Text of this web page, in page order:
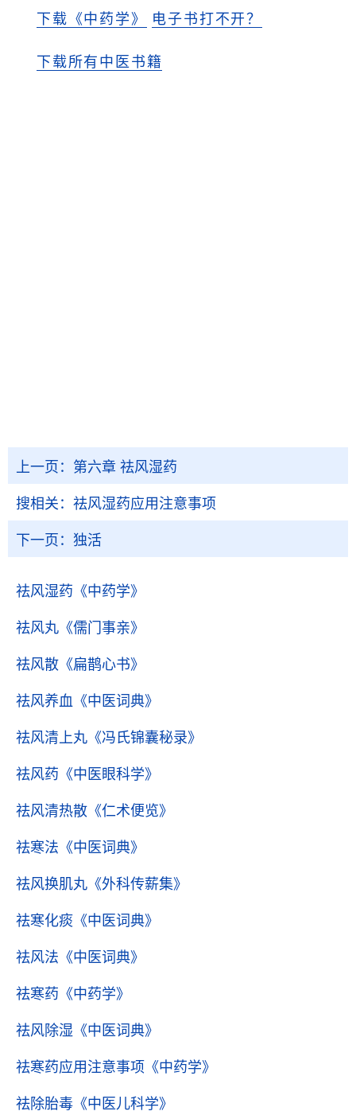
下载《中药学》 电子书打不开？
下载所有中医书籍
上一页： 第六章 祛风湿药
搜相关： 祛风湿药应用注意事项
下一页： 独活
祛风湿药 《中药学》
祛风丸 《儒门事亲》
祛风散 《扁鹊心书》
祛风养血 《中医词典》
祛风清上丸 《冯氏锦囊秘录》
祛风药 《中医眼科学》
祛风清热散 《仁术便览》
祛寒法 《中医词典》
祛风换肌丸 《外科传薪集》
祛寒化痰 《中医词典》
祛风法 《中医词典》
祛寒药 《中药学》
祛风除湿 《中医词典》
祛寒药应用注意事项 《中药学》
祛除胎毒 《中医儿科学》